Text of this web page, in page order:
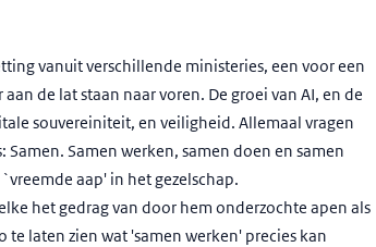
vanuit verschillende ministeries, een voor een
de lat staan naar voren. De groei van AI, en de
souvereiniteit, en veiligheid. Allemaal vragen
Samen werken, samen doen en samen
aap' in het gezelschap.
het gedrag van door hem onderzochte apen als
laten zien wat 'samen werken' precies kan